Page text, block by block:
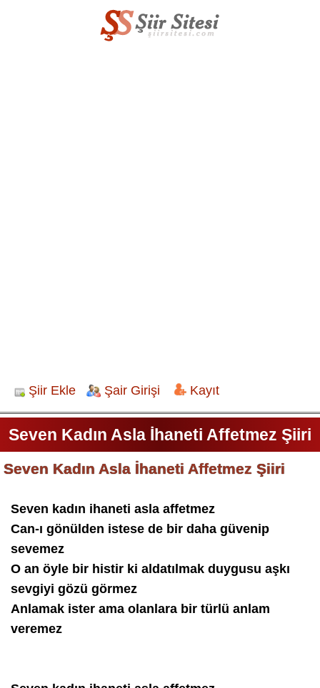
Şiir Ekle Şair Girişi Kayıt
Seven Kadın Asla İhaneti Affetmez Şiiri
Seven Kadın Asla İhaneti Affetmez Şiiri
Seven kadın ihaneti asla affetmez
Can-ı gönülden istese de bir daha güvenip
sevemez
O an öyle bir histir ki aldatılmak duygusu aşkı
sevgiyi gözü görmez
Anlamak ister ama olanlara bir türlü anlam
veremez